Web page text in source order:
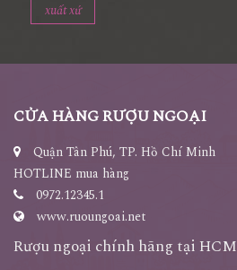
xuất xứ
CỬA HÀNG RƯỢU NGOẠI
Quận Tân Phú, TP. Hồ Chí Minh
HOTLINE mua hàng
0972.12345.1
www.ruoungoai.net
Rượu ngoại chính hãng tại HCM